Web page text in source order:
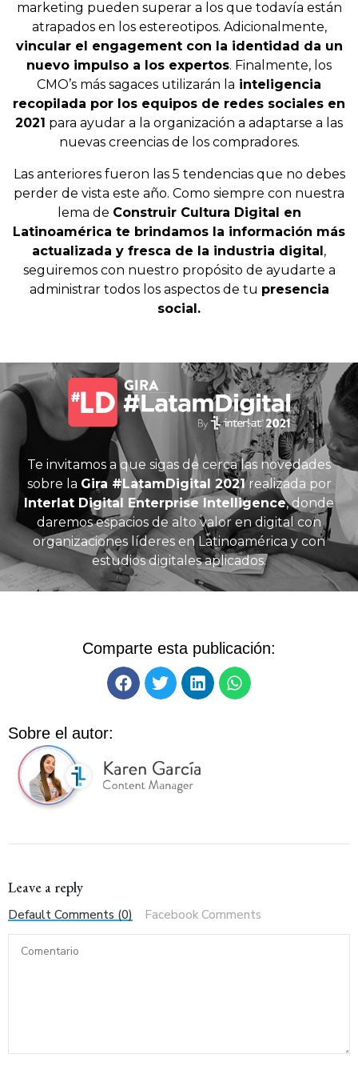
marketing pueden superar a los que todavía están
atrapados en los estereotipos. Adicionalmente,
vincular el engagement con la identidad da un
nuevo impulso a los expertos. Finalmente, los
CMO’s más sagaces utilizarán la inteligencia
recopilada por los equipos de redes sociales en
2021 para ayudar a la organización a adaptarse a las
nuevas creencias de los compradores.
Las anteriores fueron las5 tendencias que no debes
perder de vista este año. Como siempre con nuestra
lema de Construir Cultura Digital en
Latinoamérica te brindamos la información más
actualizada y fresca de la industria digital,
seguiremos con nuestro propósito de ayudarte a
administrar todos los aspectos de tu presencia
social.
Te invitamos a que sigas de cerca las novedades
sobre la Gira #LatamDigital 2021realizada por
Interlat Digital Enterprise Intelligence, donde
daremos espacios de alto valor en digital con
organizaciones líderes en Latinoamérica y con
estudios digitales aplicados.
Comparte esta publicación:
Sobre el autor:
Leave a reply
Default Comments (0) Facebook Comments